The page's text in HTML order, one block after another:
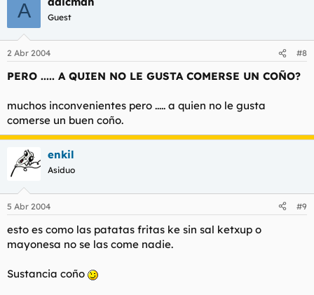
A Guest
2 Abr 2004 #8
PERO ..... A QUIEN NO LE GUSTA COMERSE UN COÑO?
muchos inconvenientes pero ..... a quien no le gusta
comerse un buen coño.
enkil
Asiduo
5 Abr 2004 #9
esto es como las patatas fritas ke sin sal ketxup o
mayonesa no se las come nadie.
Sustancia coño